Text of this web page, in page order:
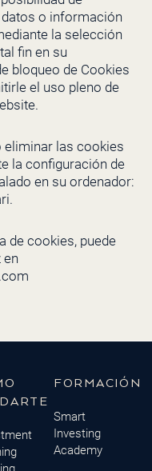
o información
la selección
fin en su
bloqueo de Cookies
el uso pleno de
eliminar las cookies
la configuración de
en su ordenador:
de cookies, puede
en
FORMACIÓN
Smart
Investing
Academy